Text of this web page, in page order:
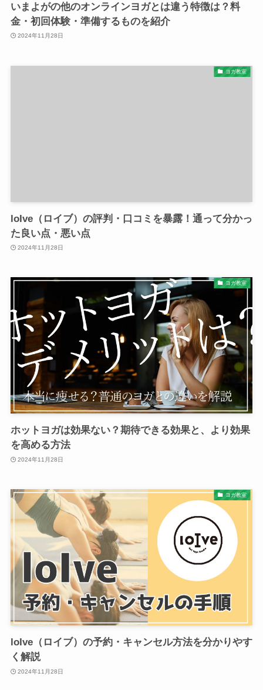
いまよがの他のオンラインヨガとは違う特徴は？料
金・初回体験・準備するものを紹介
2024年11月28日
ヨガ教室
loIve（ロイブ）の評判・口コミを暴露！通って分かっ
た良い点・悪い点
2024年11月28日
ヨガ教室
ホットヨガは効果ない？期待できる効果と、より効果
を高める方法
2024年11月28日
ヨガ教室
loIve（ロイブ）の予約・キャンセル方法を分かりやす
く解説
2024年11月28日